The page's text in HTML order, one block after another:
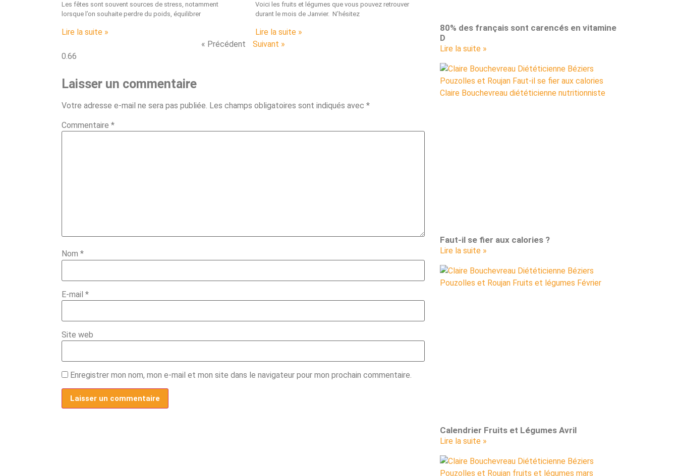
Les fêtes sont souvent sources de stress, notamment
lorsque l’on souhaite perdre du poids, équilibrer
Lire la suite »
Voici les fruits et légumes que vous pouvez retrouver
durant le mois de Janvier. N’hésitez
Lire la suite »
« Précédent
Suivant »
Laisser un commentaire
Votre adresse e-mail ne sera pas publiée. Les champs obligatoires sont indiqués avec *
Commentaire *
Nom *
E-mail *
Site web
Enregistrer mon nom, mon e-mail et mon site dans le navigateur pour mon prochain commentaire.
80% des français sont carencés en vitamine
D
Lire la suite »
Faut-il se fier aux calories ?
Lire la suite »
Calendrier Fruits et Légumes Avril
Lire la suite »